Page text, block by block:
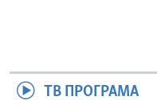
ТВ ПРОГРАМА